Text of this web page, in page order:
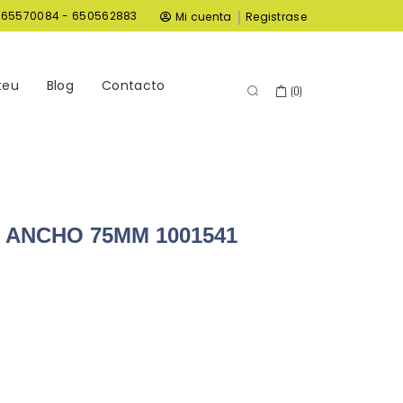
- 650562883 Mi cuenta | Registrase
Blog Contacto (0)
75MM 1001541